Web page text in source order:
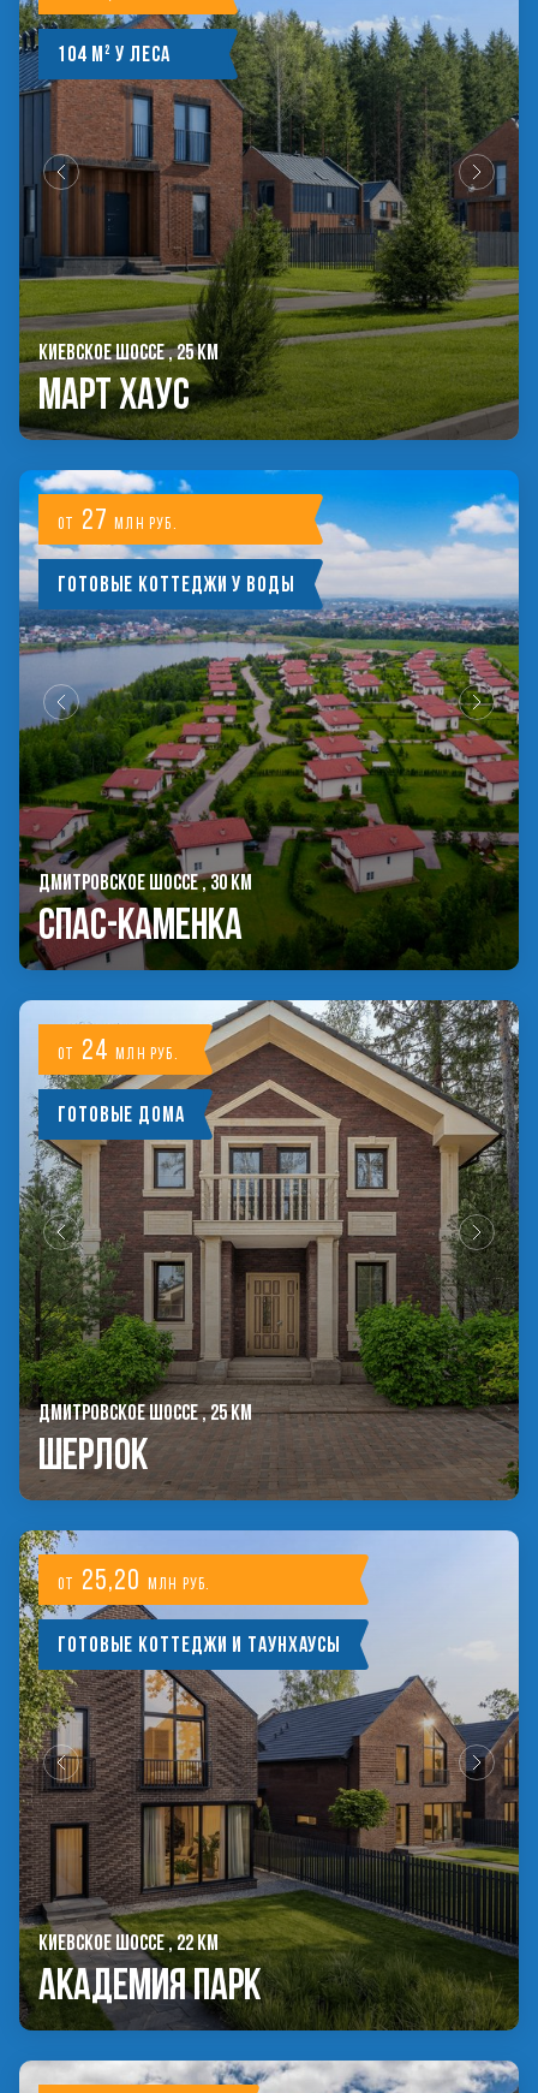
104 м² у леса
КИЕВСКОЕ ШОССЕ , 25 КМ
Март Хаус
от 27млн руб.
Готовые коттеджи у воды
ДМИТРОВСКОЕ ШОССЕ , 30 КМ
Спас-Каменка
от 24млн руб.
Готовые дома
ДМИТРОВСКОЕ ШОССЕ , 25 КМ
Шерлок
от 25,20 млн руб.
Готовые коттеджи и таунхаусы
КИЕВСКОЕ ШОССЕ , 22 КМ
Академия Парк